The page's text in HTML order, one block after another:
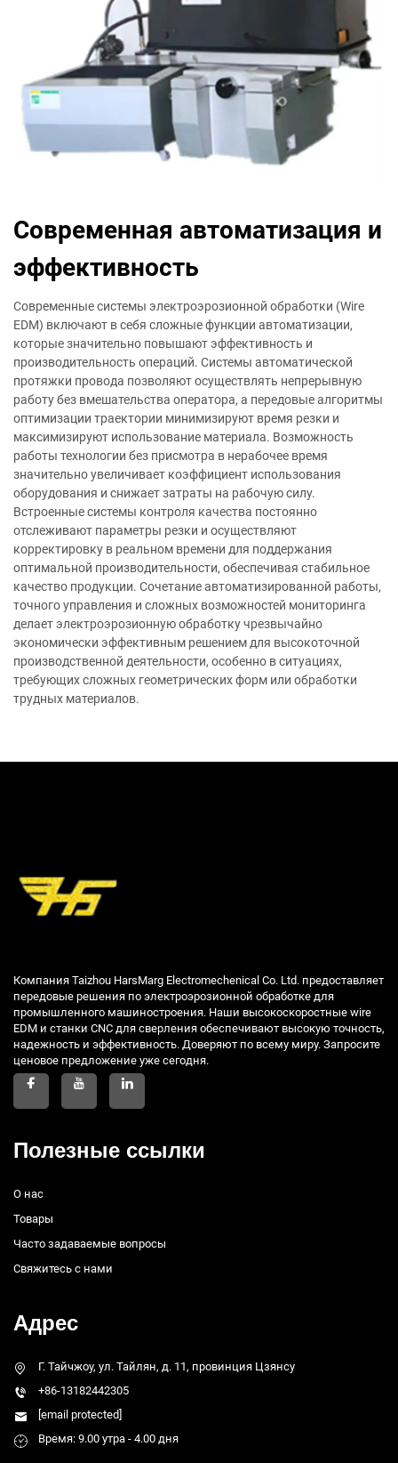
Современная автоматизация и
эффективность
Современные системы электроэрозионной обработки (Wire
EDM) включают в себя сложные функции автоматизации,
которые значительно повышают эффективность и
производительность операций. Системы автоматической
протяжки провода позволяют осуществлять непрерывную
работу без вмешательства оператора, а передовые алгоритмы
оптимизации траектории минимизируют время резки и
максимизируют использование материала. Возможность
работы технологии без присмотра в нерабочее время
значительно увеличивает коэффициент использования
оборудования и снижает затраты на рабочую силу.
Встроенные системы контроля качества постоянно
отслеживают параметры резки и осуществляют
корректировку в реальном времени для поддержания
оптимальной производительности, обеспечивая стабильное
качество продукции. Сочетание автоматизированной работы,
точного управления и сложных возможностей мониторинга
делает электроэрозионную обработку чрезвычайно
экономически эффективным решением для высокоточной
производственной деятельности, особенно в ситуациях,
требующих сложных геометрических форм или обработки
трудных материалов.
Компания Taizhou HarsMarg Electromechenical Co. Ltd. предоставляет
передовые решения по электроэрозионной обработке для
промышленного машиностроения. Наши высокоскоростные wire
EDM и станки CNC для сверления обеспечивают высокую точность,
надежность и эффективность. Доверяют по всему миру. Запросите
ценовое предложение уже сегодня.
Полезные ссылки
О нас
Товары
Часто задаваемые вопросы
Свяжитесь с нами
Адрес
Г. Тайчжоу, ул. Тайлян, д. 11, провинция Цзянсу
+86-13182442305
[email protected]
Время: 9.00 утра - 4.00 дня